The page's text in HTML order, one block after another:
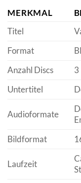
MERKMAL
Titel
Format
Anzahl Discs
3
Untertitel
Audioformate
Bildformat
Laufzeit